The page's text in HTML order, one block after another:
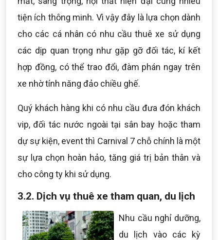
tiện ích thông minh. Vì vậy đây là lựa chọn dành
cho các cá nhân có nhu cầu thuê xe sử dụng
các dịp quan trọng như gặp gỡ đối tác, kí kết
hợp đồng, có thể trao đổi, đàm phán ngay trên
xe nhờ tính năng đảo chiều ghế.
Quý khách hàng khi có nhu cầu đưa đón khách
vip, đối tác nước ngoài tại sân bay hoặc tham
dự sự kiện, event thì Carnival 7 chỗ chính là một
sự lựa chọn hoàn hảo, tăng giá trị bản thân và
cho công ty khi sử dụng.
3.2. Dịch vụ thuê xe tham quan, du lịch
Nhu cầu nghỉ dưỡng,
du lịch vào các kỳ